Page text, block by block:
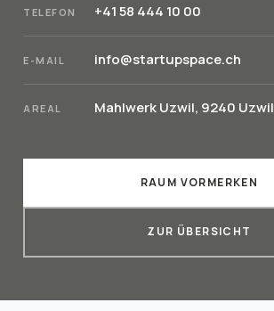
TELEFON +41 58 444 10 00
E-MAIL info@startupspace.ch
AREAL Mahlwerk Uzwil, 9240 Uzwil
RAUM VORMERKEN
ZUR ÜBERSICHT